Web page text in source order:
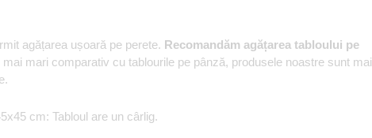
agățarea ușoară pe perete. Recomandăm agățarea tabloului pe
mai mari comparativ cu tablourile pe pânză, produsele noastre sunt mai
cm: Tabloul are un cârlig.